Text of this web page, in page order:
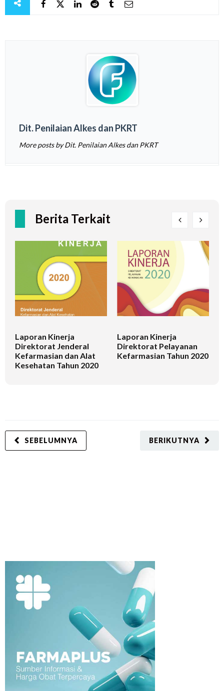
Dit. Penilaian Alkes dan PKRT
More posts by Dit. Penilaian Alkes dan PKRT
Berita Terkait
Laporan Kinerja
Direktorat Jenderal
Kefarmasian dan Alat
Kesehatan Tahun 2020
Laporan Kinerja
Direktorat Pelayanan
Kefarmasian Tahun 2020
BERIKUTNYA
SEBELUMNYA